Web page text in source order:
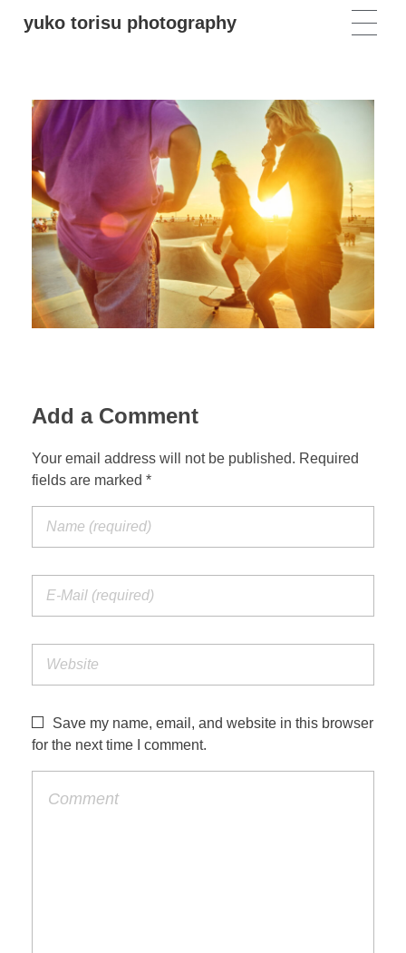
yuko torisu photography
Add a Comment
Your email address will not be published. Required
fields are marked *
Save my name, email, and website in this browser
for the next time I comment.